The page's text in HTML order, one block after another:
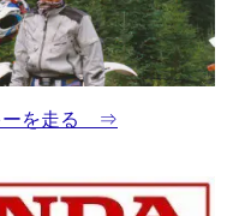
ーを走る ⇒